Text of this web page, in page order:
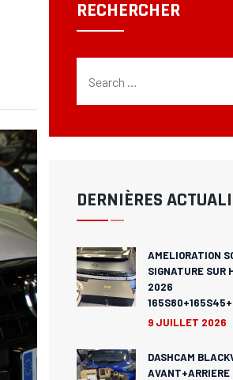
RECHERCHER
DERNIÈRES
AMELIORATION
SIGNATURE SUR
2026
9 JUILLET 2026
DASHCAM
AVANT+ARRIERE